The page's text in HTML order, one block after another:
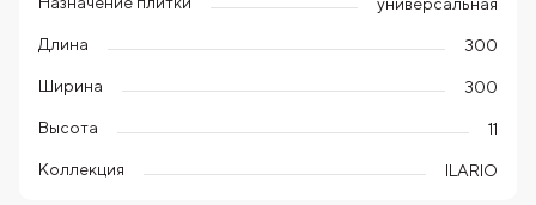
Длина 300
Ширина 300
Высота 11
Коллекция ILARIO